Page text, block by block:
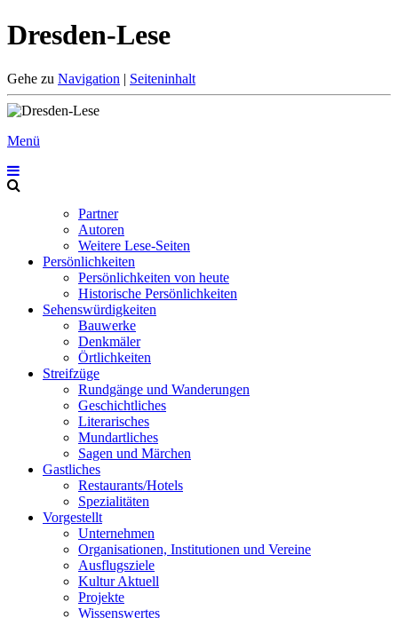
Dresden-Lese
Gehe zu Navigation | Seiteninhalt
Menü
Partner
Autoren
Weitere Lese-Seiten
Persönlichkeiten
Persönlichkeiten von heute
Historische Persönlichkeiten
Sehenswürdigkeiten
Bauwerke
Denkmäler
Örtlichkeiten
Streifzüge
Rundgänge und Wanderungen
Geschichtliches
Literarisches
Mundartliches
Sagen und Märchen
Gastliches
Restaurants/Hotels
Spezialitäten
Vorgestellt
Unternehmen
Organisationen, Institutionen und Vereine
Ausflugsziele
Kultur Aktuell
Projekte
Wissenswertes